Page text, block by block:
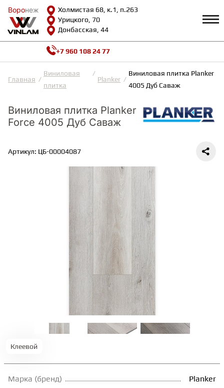
Воронеж
Холмистая 68, к.1, п.263
Урицкого, 70
Донбасская, 44
Воронеж
КАТАЛОГ Профиль
Возврат и гарантии
Сотрудничество
Вопросы и ответы
Как выбрать
Калькулятор
ВИНИЛОВАЯ ПЛИТКА
ИНЖЕНЕРНАЯ ДОСКА
ПАРКЕТНАЯ ДОСКА
ТЕРРАСНАЯ ДОСКА
КОВРОВАЯ ПЛИТКА
МОДУЛЬНЫЕ ПВХ
ПОДЛОЖКА
+7 960 108 24 77
Главная
Виниловая
плитка
Planker
Виниловая плитка Planker
4005 Дуб Саваж
Виниловая плитка Planker
Force 4005 Дуб Саваж
Артикул: ЦБ-00004087
Клеевой
Марка (бренд)
Planker